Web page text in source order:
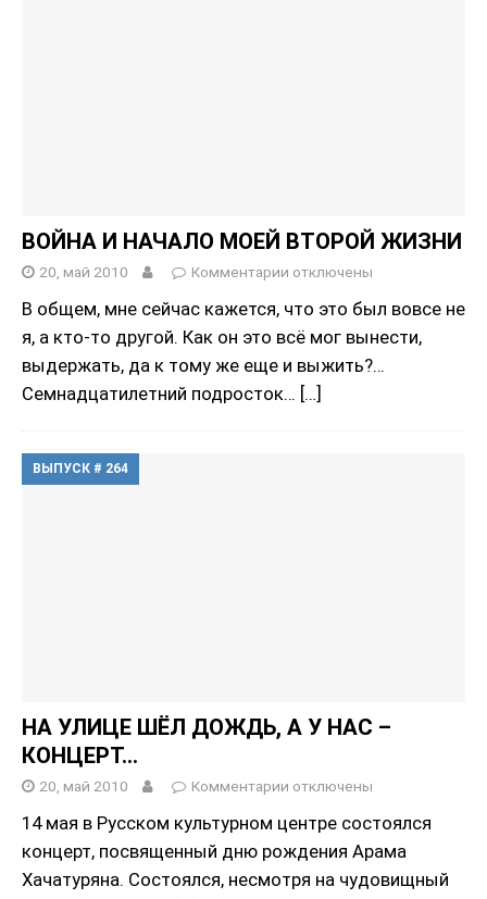
ВОЙНА И НАЧАЛО МОЕЙ ВТОРОЙ ЖИЗНИ
20, май 2010 Комментарии отключены
В общем, мне сейчас кажется, что это был вовсе не
я, а кто-то другой. Как он это всё мог вынести,
выдержать, да к тому же еще и выжить?…
Семнадцатилетний подросток… […]
ВЫПУСК # 264
НА УЛИЦЕ ШЁЛ ДОЖДЬ, А У НАС –
КОНЦЕРТ…
20, май 2010 Комментарии отключены
14 мая в Русском культурном центре состоялся
концерт, посвященный дню рождения Арама
Хачатуряна. Состоялся, несмотря на чудовищный